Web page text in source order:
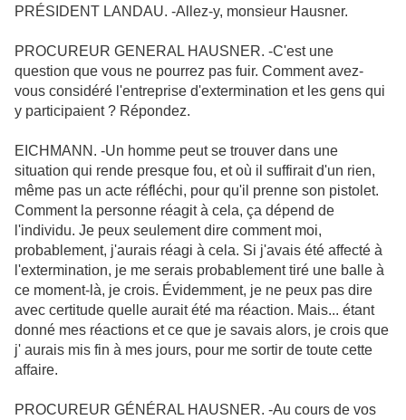
PRÉSIDENT LANDAU. -Allez-y, monsieur Hausner.
PROCUREUR GENERAL HAUSNER. -C'est une
question que vous ne pourrez pas fuir. Comment avez-
vous considéré l'entreprise d'extermination et les gens qui
y participaient ? Répondez.
EICHMANN. -Un homme peut se trouver dans une
situation qui rende presque fou, et où il suffirait d'un rien,
même pas un acte réfléchi, pour qu'il prenne son pistolet.
Comment la personne réagit à cela, ça dépend de
l'individu. Je peux seulement dire comment moi,
probablement, j'aurais réagi à cela. Si j'avais été affecté à
l'extermination, je me serais probablement tiré une balle à
ce moment-là, je crois. Évidemment, je ne peux pas dire
avec certitude quelle aurait été ma réaction. Mais... étant
donné mes réactions et ce que je savais alors, je crois que
j' aurais mis fin à mes jours, pour me sortir de toute cette
affaire.
PROCUREUR GÉNÉRAL HAUSNER. -Au cours de vos